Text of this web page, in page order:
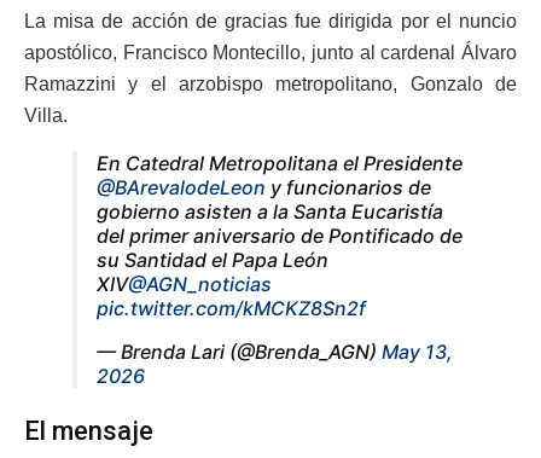
La misa de acción de gracias fue dirigida por el nuncio
apostólico, Francisco Montecillo, junto al cardenal Álvaro
Ramazzini y el arzobispo metropolitano, Gonzalo de
Villa.
En Catedral Metropolitana el Presidente
@BArevalodeLeon y funcionarios de
gobierno asisten a la Santa Eucaristía
del primer aniversario de Pontificado de
su Santidad el Papa León
XIV@AGN_noticias
pic.twitter.com/kMCKZ8Sn2f
— Brenda Lari (@Brenda_AGN) May 13,
2026
El mensaje